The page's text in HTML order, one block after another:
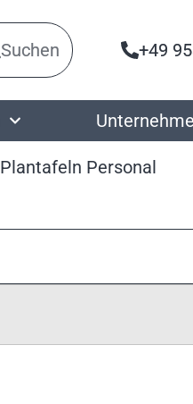
Suchen +49
Plantafeln Personal